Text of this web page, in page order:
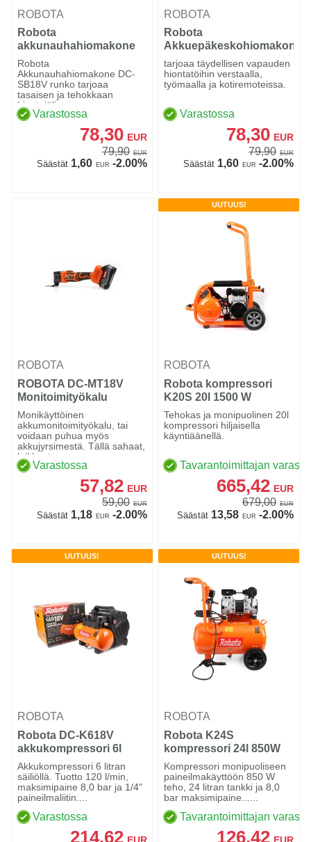
ROBOTA
Robota
akkunauhahiomakone
Robota
Akkunauhahiomakone DC-
SB18V runko tarjoaa
tasaisen ja tehokkaan
hiontajäljen.
Varastossa
78,30 EUR
79,90 EUR
Säästät1,60 EUR -2.00%
ROBOTA
Robota
Akkuepäkeskohiomakone
125mm DC-SA18V
runko
tarjoaa täydellisen vapauden
hiontatöihin verstaalla,
työmaalla ja kotiremoteissa.
Varastossa
78,30 EUR
79,90 EUR
Säästät1,60 EUR -2.00%
ROBOTA
ROBOTA DC-MT18V
Monitoimityökalu
Monikäyttöinen
akkumonitoimityökalu, tai
voidaan puhua myös
akkujyrsimestä. Tällä sahaat,
leikkaat ...
Varastossa
57,82 EUR
59,00 EUR
Säästät1,18 EUR -2.00%
UUTUUS!
ROBOTA
Robota kompressori
K20S 20l 1500 W
hiljainen
Tehokas ja monipuolinen 20l
kompressori hiljaisella
käyntiäänellä.
Tavarantoimittajan
665,42 EUR
679,00 EUR
Säästät13,58 EUR -2.00%
UUTUUS!
ROBOTA
Robota DC-K618V
akkukompressori 6l
Akkukompressori 6 litran
säiliöllä. Tuotto 120 l/min,
maksimipaine 8,0 bar ja 1/4"
paineilmaliitin....
Varastossa
214,62 EUR
UUTUUS!
ROBOTA
Robota K24S
kompressori 24l 850W
hiljainen
Kompressori monipuoliseen
paineilmakäyttöön 850 W
teho, 24 litran tankki ja 8,0
bar maksimipaine......
Tavarantoimittajan
126,42 EUR